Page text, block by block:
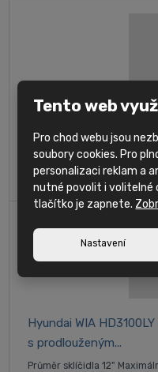
Hyundai WIA L3000Y -
s osou Y
Průměr sklíčidla hlavního
mm
Hyundai WIA
s prodlouženým...
Průměr sklíčidla 12"
Tento web
Pro chod webu jsou
soubory cookies. Pro
personalizaci reklam a
nutné povolit i volitelné
tlačítko je zapnete.
Nastavení